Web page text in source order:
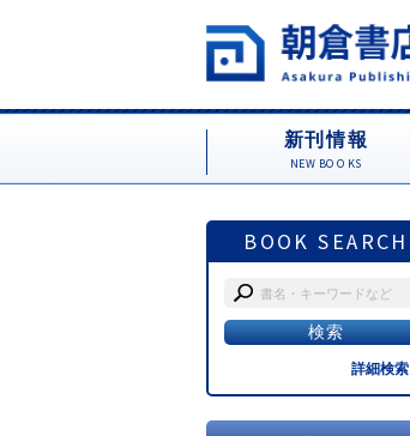
新刊情報
NEW BOOKS
BOOK SEARCH
詳細検索